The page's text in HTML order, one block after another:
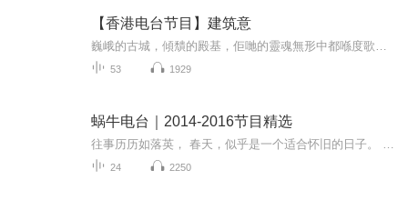
【香港电台节目】建筑意
53 1929
蜗牛电台｜2014-2016节目精选
24 2250